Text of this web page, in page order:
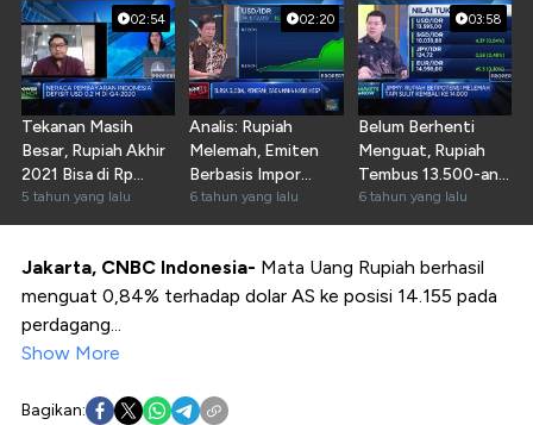
02:54
Tekanan Masih
Besar, Rupiah Akhir
2021 Bisa di Rp
15.000/USD
5 tahun yang lalu
02:20
Analis: Rupiah
Melemah, Emiten
Berbasis Impor
Makin Tertekan
6 tahun yang lalu
03:58
Belum Berhenti
Menguat, Rupiah
Tembus 13.500-an
Per Dolar AS
6 tahun yang lalu
Jakarta, CNBC Indonesia- Mata Uang Rupiah berhasil
menguat 0,84% terhadap dolar AS ke posisi 14.155 pada
perdagang...
Show More
Bagikan: